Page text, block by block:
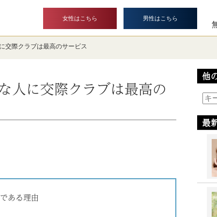
女性はこちら 男性はこちら
交際クラブは最高のサービス
人に交際クラブは最高の
ある理由
他
最